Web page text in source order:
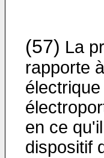
(57) La
rapporte
en ce
dispositif